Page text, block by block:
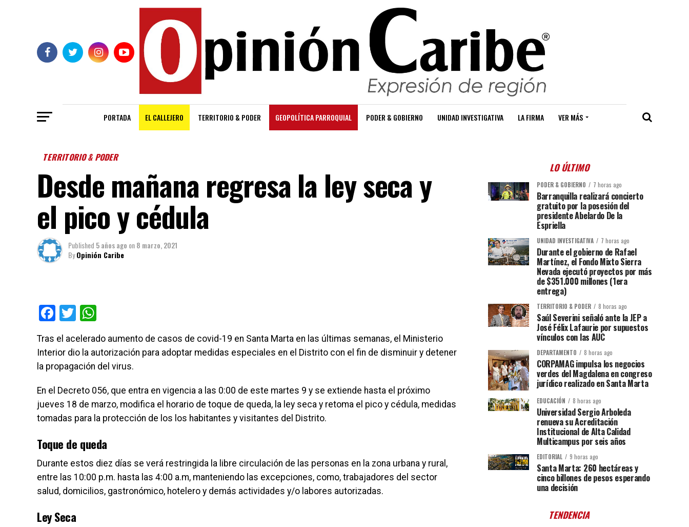
PORTADA EL CALLEJERO TERRITORIO & PODER GEOPOLÍTICA PARROQUIAL PODER & GOBIERNO UNIDAD INVESTIGATIVA LA FIRMA VER MÁS
TERRITORIO & PODER
Desde mañana regresa la ley seca y
el pico y cédula
Published 5 años ago on8 marzo, 2021
ByOpinión Caribe
Facebook
Twitter
Tras el acelerado aumento de casos de covid-19 en Santa Marta en las últimas semanas, el Ministerio
Interior dio la autorización para adoptar medidas especiales en el Distrito con el fin de disminuir y detener
la propagación del virus.
En el Decreto 056, que entra en vigencia a las 0:00 de este martes 9 y se extiende hasta el próximo
jueves 18 de marzo, modifica el horario de toque de queda, la ley seca y retoma el pico y cédula, medidas
tomadas para la protección de los los habitantes y visitantes del Distrito.
Toque de queda
Durante estos diez días se verá restringida la libre circulación de las personas en la zona urbana y rural,
entre las 10:00 p.m. hasta las 4:00 a.m, manteniendo las excepciones, como, trabajadores del sector
salud, domicilios, gastronómico, hotelero y demás actividades y/o labores autorizadas.
Ley Seca
LO ÚLTIMO
PODER & GOBIERNO 7 horas ago
Barranquilla realizará concierto
gratuito por la posesión del
presidente Abelardo De la
Espriella
UNIDAD INVESTIGATIVA 7 horas ago
Durante el gobierno de Rafael
Martínez, el Fondo Mixto Sierra
Nevada ejecutó proyectos por más
de $351.000 millones (1era
entrega)
TERRITORIO & PODER 8 horas ago
Saúl Severini señaló ante la JEP a
José Félix Lafaurie por supuestos
vínculos con las AUC
DEPARTAMENTO 8 horas ago
CORPAMAG impulsa los negocios
verdes del Magdalena en congreso
jurídico realizado en Santa Marta
EDUCACIÓN 8 horas ago
Universidad Sergio Arboleda
renueva su Acreditación
Institucional de Alta Calidad
Multicampus por seis años
EDITORIAL 9 horas ago
Santa Marta: 260 hectáreas y
cinco billones de pesos esperando
una decisión
TENDENCIA